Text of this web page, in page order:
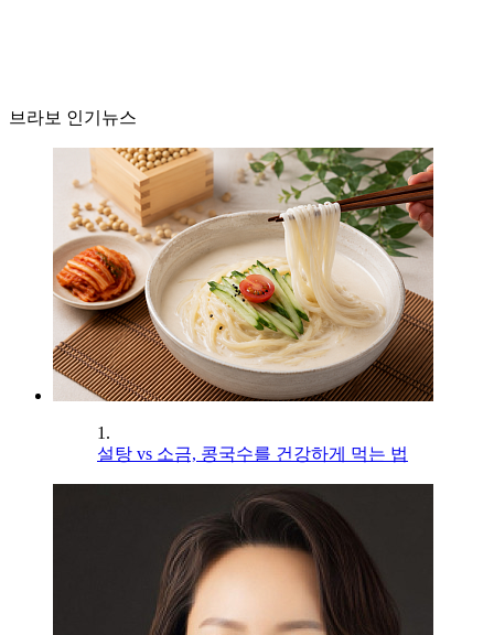
브라보 인기뉴스
1.
설탕 vs 소금, 콩국수를 건강하게 먹는 법